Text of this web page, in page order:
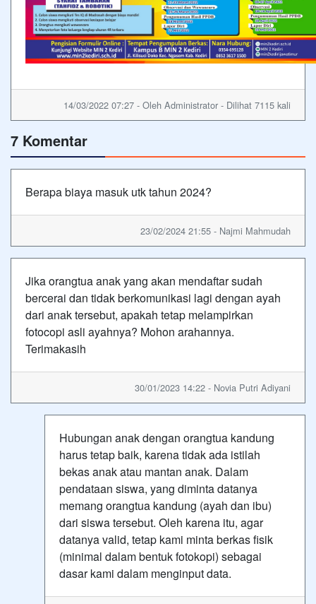
14/03/2022 07:27 - Oleh Administrator - Dilihat 7115 kali
7 Komentar
Berapa biaya masuk utk tahun 2024?
23/02/2024 21:55 - Najmi Mahmudah
Jika orangtua anak yang akan mendaftar sudah
bercerai dan tidak berkomunikasi lagi dengan ayah
dari anak tersebut, apakah tetap melampirkan
fotocopi asli ayahnya? Mohon arahannya.
Terimakasih
30/01/2023 14:22 - Novia Putri Adiyani
Hubungan anak dengan orangtua kandung
harus tetap baik, karena tidak ada istilah
bekas anak atau mantan anak. Dalam
pendataan siswa, yang diminta datanya
memang orangtua kandung (ayah dan ibu)
dari siswa tersebut. Oleh karena itu, agar
datanya valid, tetap kami minta berkas fisik
(minimal dalam bentuk fotokopi) sebagai
dasar kami dalam menginput data.